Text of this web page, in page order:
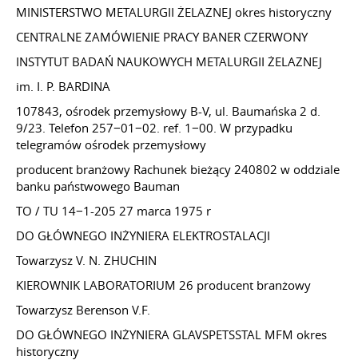
MINISTERSTWO METALURGII ŻELAZNEJ okres historyczny
CENTRALNE ZAMÓWIENIE PRACY BANER CZERWONY
INSTYTUT BADAŃ NAUKOWYCH METALURGII ŻELAZNEJ
im. I. P. BARDINA
107843, ośrodek przemysłowy B-V, ul. Baumańska 2 d.
9/23. Telefon 257−01−02. ref. 1−00. W przypadku
telegramów ośrodek przemysłowy
producent branżowy Rachunek bieżący 240802 w oddziale
banku państwowego Bauman
TO / TU 14−1-205 27 marca 1975 r
DO GŁÓWNEGO INŻYNIERA ELEKTROSTALACJI
Towarzysz V. N. ZHUCHIN
KIEROWNIK LABORATORIUM 26 producent branżowy
Towarzysz Berenson V.F.
DO GŁÓWNEGO INŻYNIERA GLAVSPETSSTAL MFM okres
historyczny